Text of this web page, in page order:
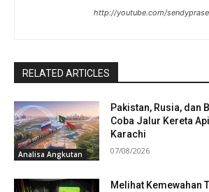
http://youtube.com/
RELATED ARTICLES
Analisa Angkutan
Pakistan, Rusia, dan
Coba Jalur Kereta
Karachi
07/08/2026
Melihat Kemewahan